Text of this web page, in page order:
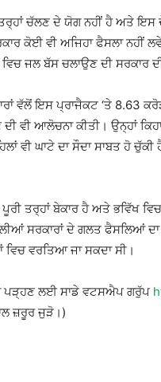
ਚੱਲਣ ਦੇ ਯੋਗ ਨਹੀਂ ਹੈ ਅਤੇ ਇਸ
ਕੋਈ ਵੀ ਅਜਿਹਾ ਫੈਸਲਾ ਨਹੀਂ
ਵਿਚ ਜਲ ਬੱਸ ਚਲਾਉਣ ਦੀ ਸਰਕਾਰ
ਵੱਲੋਂ ਇਸ ਪ੍ਰਾਜੈਕਟ ‘ਤੇ 8.63
ਵੀ ਆਲੋਚਨਾ ਕੀਤੀ। ਉਨ੍ਹਾਂ
ਵੀ ਘਾਟੇ ਦਾ ਸੌਦਾ ਸਾਬਤ ਹੋ
ਤਰ੍ਹਾਂ ਬੇਕਾਰ ਹੈ ਅਤੇ ਭਵਿੱਖ
ਸਰਕਾਰਾਂ ਦੇ ਗਲਤ ਫੈਸਲਿਆਂ ਦਾ
ਵਰਤਿਆ ਜਾ ਸਕਦਾ ਸੀ।
ਪੜ੍ਹਣ ਲਈ ਸਾਡੇ ਵਟਸਐਪ ਗਰੁੱਪ
ਜ਼ਰੂਰ ਜੁੜੋ।)